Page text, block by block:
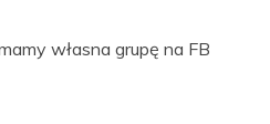
własna grupę na FB